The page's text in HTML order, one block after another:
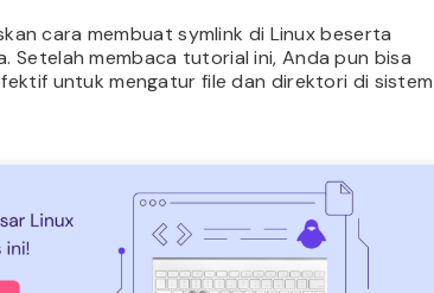
cara membuat symlink di Linux beserta
Setelah membaca tutorial ini, Anda pun bisa
untuk mengatur file dan direktori di sistem